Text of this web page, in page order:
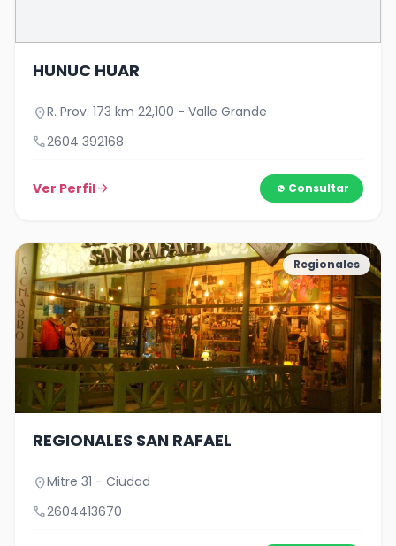
HUNUC HUAR
location_onR. Prov. 173 km 22,100 - Valle Grande
call2604 392168
Ver Perfilarrow_forward Consultar
Regionales
REGIONALES SAN RAFAEL
location_onMitre 31 - Ciudad
call2604413670